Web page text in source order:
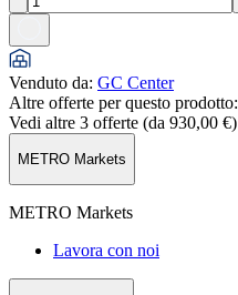
Venduto da: GC Center
Altre offerte per questo prodotto:
Vedi altre 3 offerte (da 930,00 €)
METRO Markets
METRO Markets
Lavora con noi